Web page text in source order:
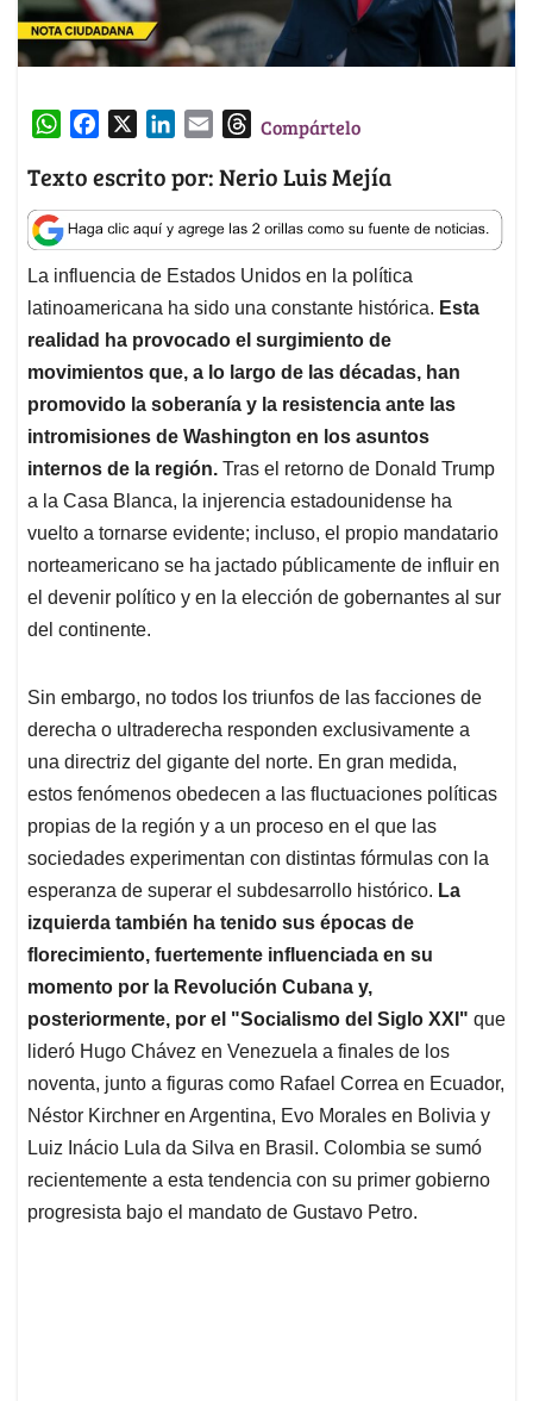
W
a
t
s
A
p
c
e
b
o
k
n
k
e
d
n
a
i
l
T
r
e
a
d
Compártelo
Texto escrito por: Nerio Luis Mejía
La influencia de Estados Unidos en la política
latinoamericana ha sido una constante histórica. Esta
realidad ha provocado el surgimiento de
movimientos que, a lo largo de las décadas, han
promovido la soberanía y la resistencia ante las
intromisiones de Washington en los asuntos
internos de la región. Tras el retorno de Donald Trump
a la Casa Blanca, la injerencia estadounidense ha
vuelto a tornarse evidente; incluso, el propio mandatario
norteamericano se ha jactado públicamente de influir en
el devenir político y en la elección de gobernantes al sur
del continente.
Sin embargo, no todos los triunfos de las facciones de
derecha o ultraderecha responden exclusivamente a
una directriz del gigante del norte. En gran medida,
estos fenómenos obedecen a las fluctuaciones políticas
propias de la región y a un proceso en el que las
sociedades experimentan con distintas fórmulas con la
esperanza de superar el subdesarrollo histórico. La
izquierda también ha tenido sus épocas de
florecimiento, fuertemente influenciada en su
momento por la Revolución Cubana y,
posteriormente, por el "Socialismo del Siglo XXI" que
lideró Hugo Chávez en Venezuela a finales de los
noventa, junto a figuras como Rafael Correa en Ecuador,
Néstor Kirchner en Argentina, Evo Morales en Bolivia y
Luiz Inácio Lula da Silva en Brasil. Colombia se sumó
recientemente a esta tendencia con su primer gobierno
progresista bajo el mandato de Gustavo Petro.